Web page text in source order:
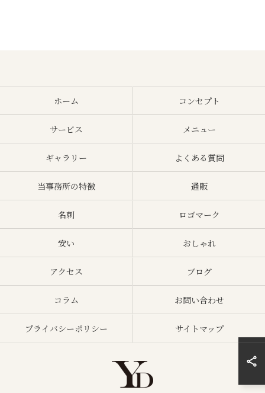
ホーム コンセプト
サービス メニュー
ギャラリー よくある質問
当事務所の特徴 通販
名刺 ロゴマーク
安い おしゃれ
アクセス ブログ
コラム お問い合わせ
プライバシーポリシー サイトマップ